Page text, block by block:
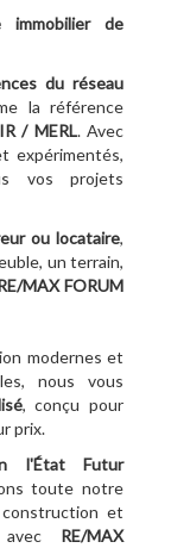
immobilier de
du réseau
la référence
/ MERL. Avec
expérimentés,
vos projets
ou locataire,
un terrain,
MAX FORUM
modernes et
nous vous
, conçu pour
prix.
l'État Futur
toute notre
et
avec RE/MAX